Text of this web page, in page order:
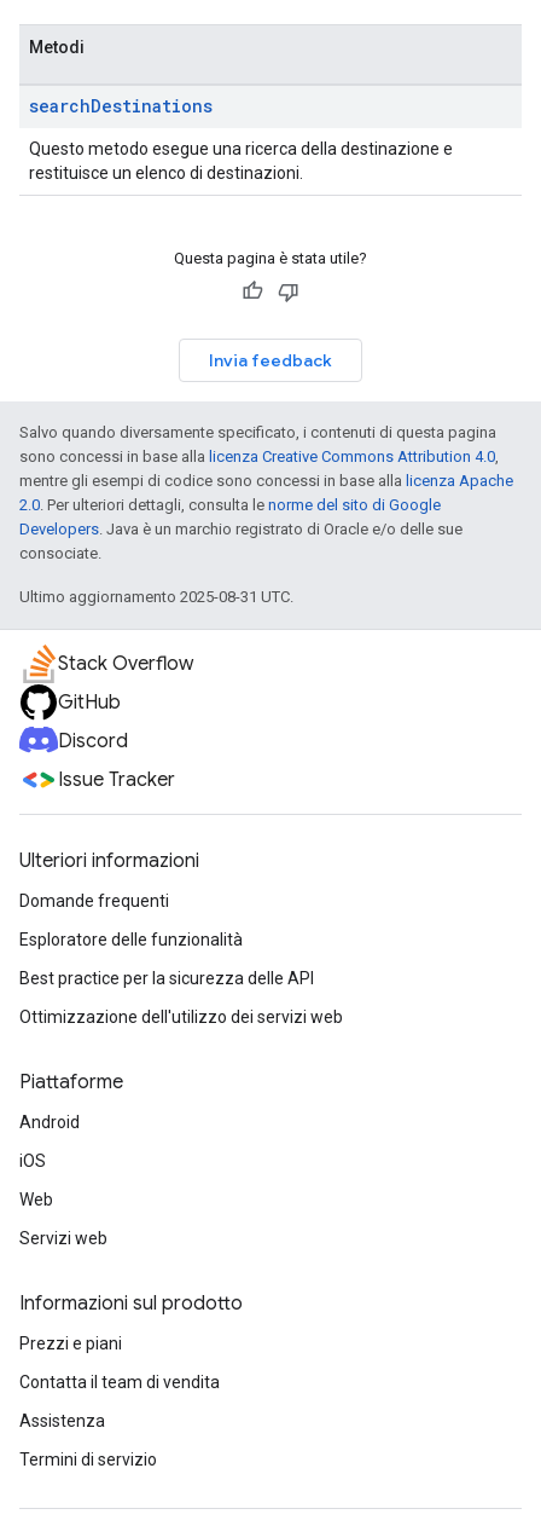
Metodi
searchDestinations
Questo metodo esegue una ricerca della destinazione e
restituisce un elenco di destinazioni.
Questa pagina è stata utile?
Invia feedback
Salvo quando diversamente specificato, i contenuti di questa pagina
sono concessi in base alla licenza Creative Commons Attribution 4.0,
mentre gli esempi di codice sono concessi in base alla licenza Apache
2.0. Per ulteriori dettagli, consulta le norme del sito di Google
Developers. Java è un marchio registrato di Oracle e/o delle sue
consociate.
Ultimo aggiornamento 2025-08-31 UTC.
Stack Overflow
GitHub
Discord
Issue Tracker
Ulteriori informazioni
Domande frequenti
Esploratore delle funzionalità
Best practice per la sicurezza delle API
Ottimizzazione dell'utilizzo dei servizi web
Piattaforme
Android
iOS
Web
Servizi web
Informazioni sul prodotto
Prezzi e piani
Contatta il team di vendita
Assistenza
Termini di servizio